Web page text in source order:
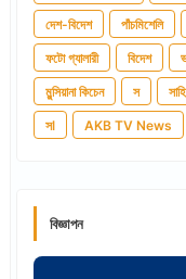
দেশ-বিদেশ পাঁচমিশেলি
ফটো গ্যালারী বিদেশ
মুন্সিয়ানা কিচেন স
সl AKB TV News
বিজ্ঞাপন